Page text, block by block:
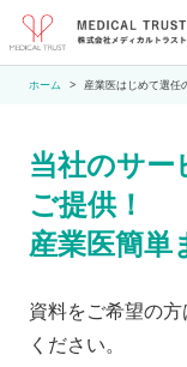
ホーム 産業医はじめて選任
当社のサー
ご提供！
産業医簡単
資料をご希望の
ください。